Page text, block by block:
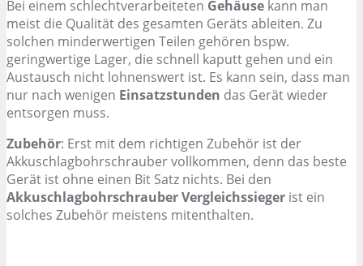
Bei einem schlechtverarbeiteten Gehäuse kann man
meist die Qualität des gesamten Geräts ableiten. Zu
solchen minderwertigen Teilen gehören bspw.
geringwertige Lager, die schnell kaputt gehen und ein
Austausch nicht lohnenswert ist. Es kann sein, dass man
nur nach wenigen Einsatzstunden das Gerät wieder
entsorgen muss.
Zubehör: Erst mit dem richtigen Zubehör ist der
Akkuschlagbohrschrauber vollkommen, denn das beste
Gerät ist ohne einen Bit Satz nichts. Bei den
Akkuschlagbohrschrauber Vergleichssieger ist ein
solches Zubehör meistens mitenthalten.